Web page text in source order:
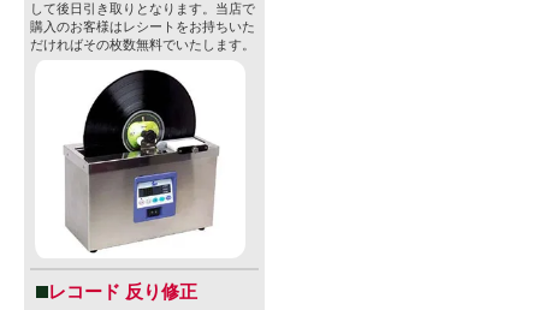
して後日引き取りとなります。当店で
購入のお客様はレシートをお持ちいた
だければその枚数無料でいたします。
レコード 反り修正